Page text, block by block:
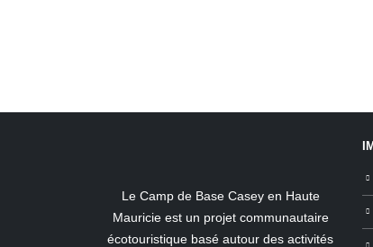
Le Camp de Base Casey en Haute
Mauricie est un projet communautaire
écotouristique basé autour des activités